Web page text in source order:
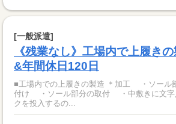
[一般派遣]
《残業なし》工場内で上履き
&年間休日120日
■工場内での上履きの製造 ＊加工 ・ソール部分に刷毛を使って糊
付け ・ソール部分の取付 ・中敷きに
クを投入するの...